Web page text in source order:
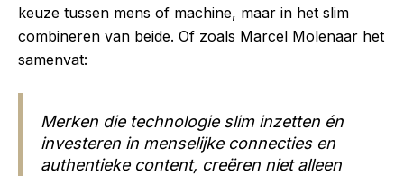
keuze tussen mens of machine, maar in het slim
combineren van beide. Of zoals Marcel Molenaar het
samenvat:
Merken die technologie slim inzetten én
investeren in menselijke connecties en
authentieke content, creëren niet alleen